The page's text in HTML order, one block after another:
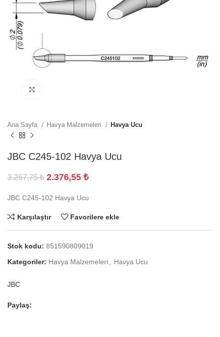
Ana Sayfa Havya Malzemeleri Havya Ucu
JBC C245-102 Havya Ucu
3.267,75₺ 2.376,55 ₺
JBC C245-102 Havya Ucu
Karşılaştır Favorilere ekle
Stok kodu: 851590809019
Kategoriler: Havya Malzemeleri Havya Ucu
JBC
Paylaş: